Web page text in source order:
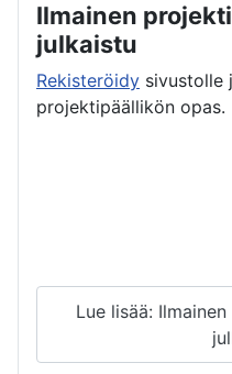
Ilmainen
julkaistu
Rekisteröidy sivustolle
projektipäällikön opas.
Lue lisää: